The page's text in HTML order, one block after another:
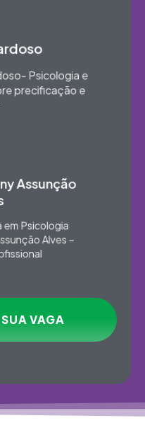
Psicologia e
precificação e
Assunção
Psicologia
Alves –
VAGA